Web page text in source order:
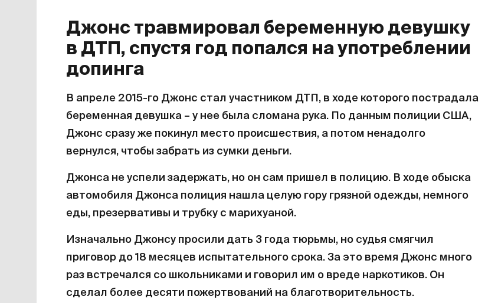
Джонс травмировал беременную девушку
в ДТП, спустя год попался на употреблении
допинга
В апреле 2015-го Джонс стал участником ДТП, в ходе которого пострадала
беременная девушка – у нее была сломана рука. По данным полиции США,
Джонс сразу же покинул место происшествия, а потом ненадолго
вернулся, чтобы забрать из сумки деньги.
Джонса не успели задержать, но он сам пришел в полицию. В ходе обыска
автомобиля Джонса полиция нашла целую гору грязной одежды, немного
еды, презервативы и трубку с марихуаной.
Изначально Джонсу просили дать 3 года тюрьмы, но судья смягчил
приговор до 18 месяцев испытательного срока. За это время Джонс много
раз встречался со школьниками и говорил им о вреде наркотиков. Он
сделал более десяти пожертвований на благотворительность.